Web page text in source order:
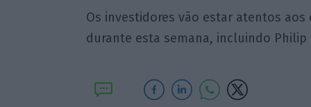
Os investidores vão estar atentos aos
durante esta semana, incluindo Philip